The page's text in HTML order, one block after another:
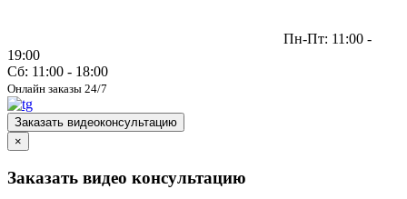
Пн-Пт: 11:00 -
19:00
Сб: 11:00 - 18:00
Онлайн заказы 24/7
Заказать видеоконсультацию
×
Заказать видео консультацию